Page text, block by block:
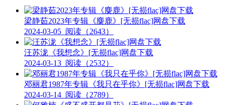
梁静茹2023年专辑《麋鹿》[无损flac]网盘下载
2024-03-05 阅读（2643）
汪苏泷《我想念》[无损flac]网盘下载
2024-03-13 阅读（2532）
邓丽君1987年专辑《我只在乎你》[无损flac]网盘下载
2024-03-14 阅读（2789）